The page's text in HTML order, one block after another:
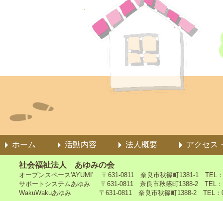
ホーム 活動内容 法人概要 アクセス
社会福祉法人 あゆみの会
オープンスペース'AYUMI' 〒631-0811 奈良市秋篠町1381-1 TEL
サポートシステムあゆみ 〒631-0811 奈良市秋篠町1388-2 TEL：
WakuWakuあゆみ 〒631-0811 奈良市秋篠町1388-2 TEL：